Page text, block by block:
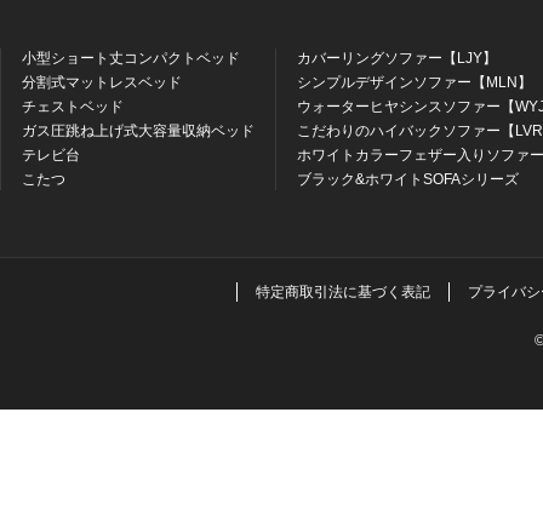
小型ショート丈コンパクトベッド
分割式マットレスベッド
チェストベッド
ガス圧跳ね上げ式大容量収納ベッド
テレビ台
こたつ
カバーリングソファー【LJY】
シンプルデザインソファー【MLN】
ウォーターヒヤシンスソファー【
こだわりのハイバックソファー【
ホワイトカラーフェザー入りソファ
ブラック&ホワイトSOFAシリーズ
特定商取引法に基づく表記 プライバ